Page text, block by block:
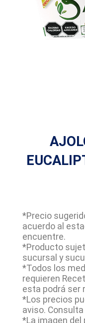
*Precio
acuerdo al
encuentre.
*Producto
sucursal y
*Todos los
requieren
esta podrá ser
*Los precios
aviso.
*La imagen del